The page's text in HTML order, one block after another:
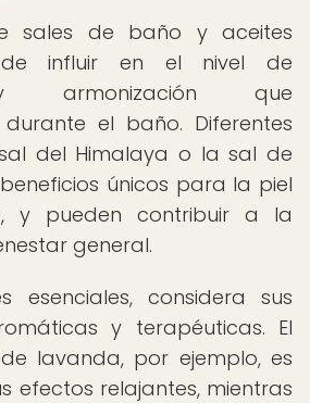
sales de baño y aceites
influir en el nivel de
armonización que
el baño. Diferentes
del Himalaya o la sal de
únicos para la piel
y pueden contribuir a la
general.
esenciales, considera sus
y terapéuticas. El
lavanda, por ejemplo, es
efectos relajantes, mientras